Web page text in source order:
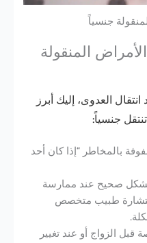
جنسياً
المنقولة
العدوى، إليك أبرز
جنسياً:
بالمخاطر “إذا كان أحد
صحيح عند ممارسة
استشارة طبيب متخصص
قبل الزواج أو عند تغيير